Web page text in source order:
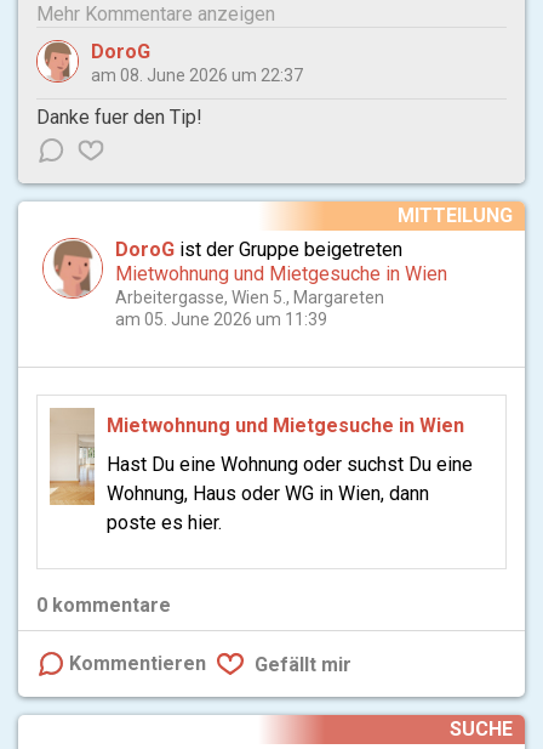
Mehr Kommentare anzeigen
DoroG
am 08. June 2026 um 22:37
Danke fuer den Tip!
MITTEILUNG
DoroG ist der Gruppe beigetreten
Mietwohnung und Mietgesuche in Wien
Arbeitergasse, Wien 5., Margareten
am 05. June 2026 um 11:39
Mietwohnung und Mietgesuche in Wien
Hast Du eine Wohnung oder suchst Du eine
Wohnung, Haus oder WG in Wien, dann
poste es hier.
0 kommentare
Kommentieren Gefällt mir
SUCHE